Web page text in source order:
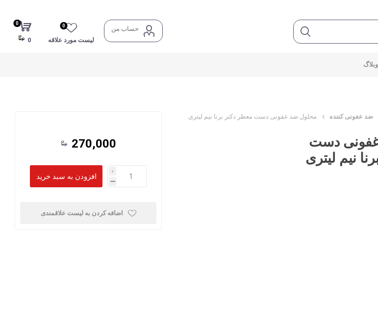
حساب من
لیست مورد علاقه
0
0
0
وبلاگ
ضد عفونی کننده محلول ضد غفونی دست معطر دکتر برنا نیم لیتری
دست
نیم لیتری
270,000
i
h
اضافه کردن به لیست علاقمندی